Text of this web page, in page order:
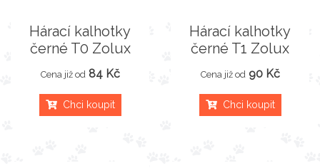
Hárací kalhotky
černé T0 Zolux
Cena již od 84 Kč
Chci koupit
Hárací kalhotky
černé T1 Zolux
Cena již od 90 Kč
Chci koupit